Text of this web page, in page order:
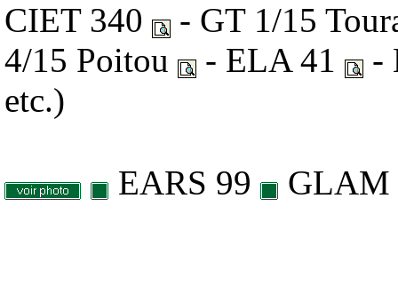
CIET 340
- GT 1/15
4/15 Poitou
- ELA 41
-
etc.)
EARS 99 GLAM